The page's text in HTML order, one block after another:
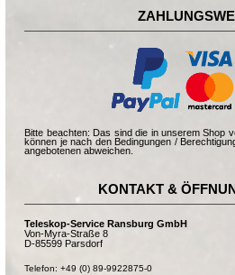
Bitte beachten: Das sind die in unserem Shop
können je nach den Bedingungen /
angebotenen abweichen.
KONTAKT &
Teleskop-Service Ransburg GmbH
Von-Myra-Straße 8
D-85599 Parsdorf
Telefon: +49 (0) 89-9922875-0